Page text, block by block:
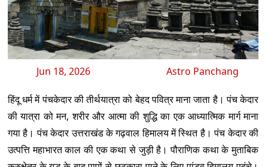
Jun 18, 2026 Astro Panchang
हिंदू धर्म में पंचकेदार की तीर्थयात्रा को बेहद पवित्र माना जाता है। पंच केदार
की यात्रा को मन, शरीर और आत्मा की शुद्धि का एक आध्यात्मिक मार्ग माना
गया है। पंच केदार उत्तराखंड के गढ़वाल हिमालय में स्थित है। पंच केदार की
उत्पत्ति महाभारत काल की एक कथा से जुड़ी है। पौराणिक कथा के मुताबिक